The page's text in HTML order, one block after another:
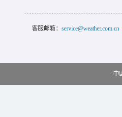
客服邮箱： service@weather.com.cn
中